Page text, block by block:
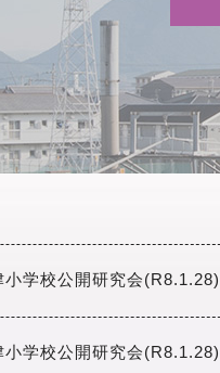
小学校公開研究会
小学校公開研究会